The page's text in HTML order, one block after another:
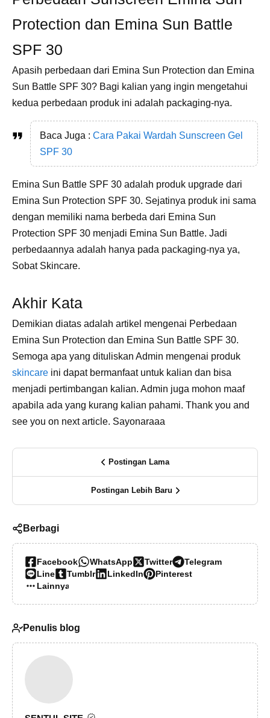
Protection dan Emina Sun Battle
SPF 30
Apasih perbedaan dari Emina Sun Protection dan Emina
Sun Battle SPF 30? Bagi kalian yang ingin mengetahui
kedua perbedaan produk ini adalah packaging-nya.
Baca Juga : Cara Pakai Wardah Sunscreen Gel
SPF 30
Emina Sun Battle SPF 30 adalah produk upgrade dari
Emina Sun Protection SPF 30. Sejatinya produk ini sama
dengan memiliki nama berbeda dari Emina Sun
Protection SPF 30 menjadi Emina Sun Battle. Jadi
perbedaannya adalah hanya pada packaging-nya ya,
Sobat Skincare.
Akhir Kata
Demikian diatas adalah artikel mengenai Perbedaan
Emina Sun Protection dan Emina Sun Battle SPF 30.
Semoga apa yang dituliskan Admin mengenai produk
skincare ini dapat bermanfaat untuk kalian dan bisa
menjadi pertimbangan kalian. Admin juga mohon maaf
apabila ada yang kurang kalian pahami. Thank you and
see you on next article. Sayonaraaa
Postingan Lama
Postingan Lebih Baru
Berbagi
Facebook WhatsApp Twitter
Telegram
Line
Tumblr LinkedIn
Pinterest
Lainnya…
Penulis blog